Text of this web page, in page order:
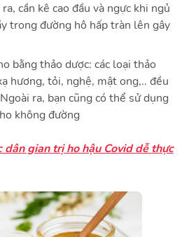
cần kê cao đầu và ngực khi ngủ
trong đường hô hấp tràn lên gây
bằng thảo dược: các loại thảo
hương, tỏi, nghệ, mật ong,.. đều
ra, bạn cũng có thể sử dụng
không đường
dân gian trị ho hậu Covid dễ thực